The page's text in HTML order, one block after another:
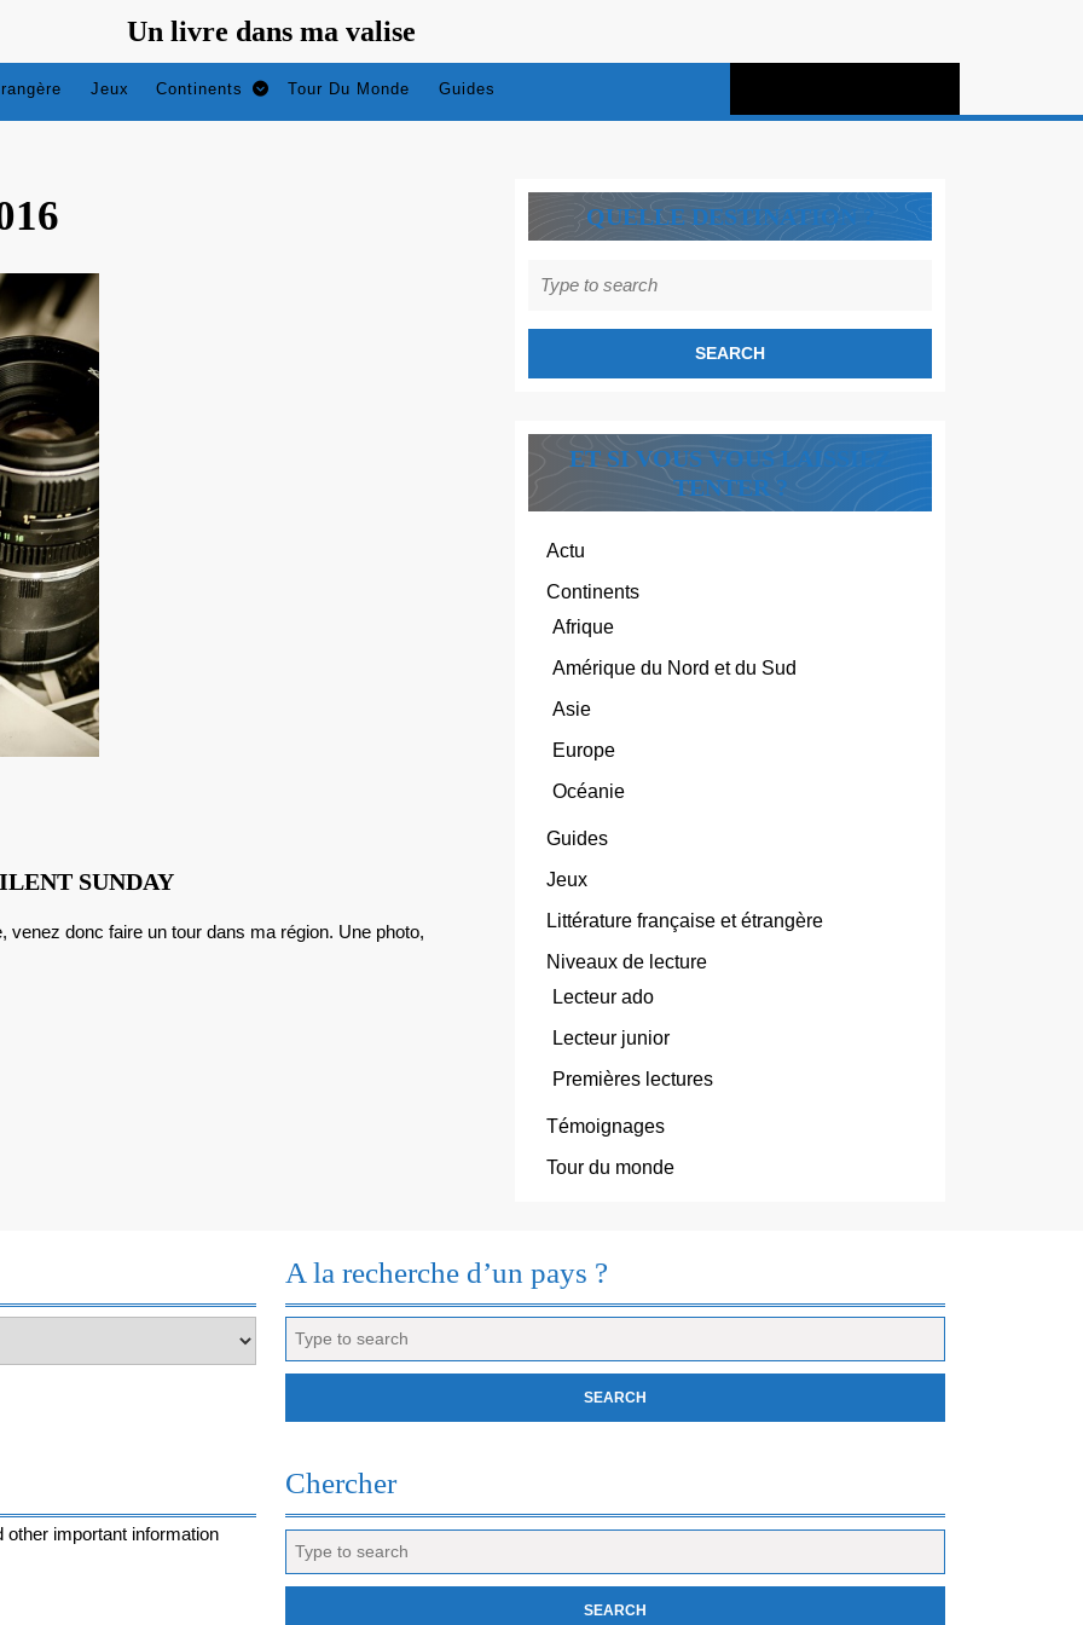
Un livre dans ma valise
Jeux Continents Tour Du Monde Guides
SUNDAYVIEILLES
POUR
QUELLE DESTINATION ?
for:
ET SI VOUS VOUS LAISSIEZ
TENTER ?
Actu
Continents
Afrique
Amérique du Nord et du Sud
Asie
Europe
Océanie
Guides
Jeux
Littérature française et étrangère
Niveaux de lecture
Lecteur ado
Lecteur junior
Premières lectures
Témoignages
Tour du monde
A la recherche d’un pays ?
for:
important information
Chercher
for: